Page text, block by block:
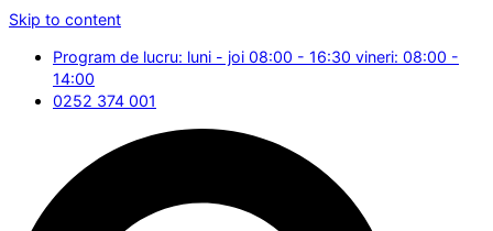
Skip to content
Program de lucru: luni - joi 08:00 - 16:30 vineri: 08:00 -
14:00
0252 374 001